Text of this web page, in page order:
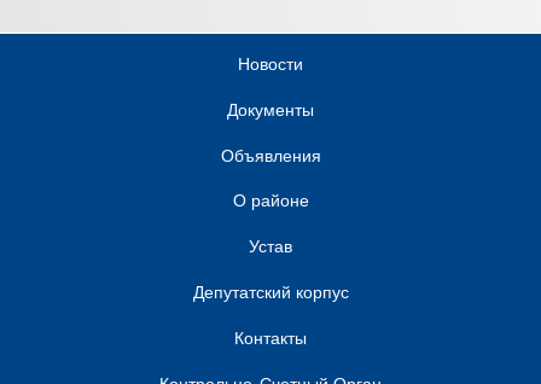
Новости
Документы
Объявления
О районе
Устав
Депутатский корпус
Контакты